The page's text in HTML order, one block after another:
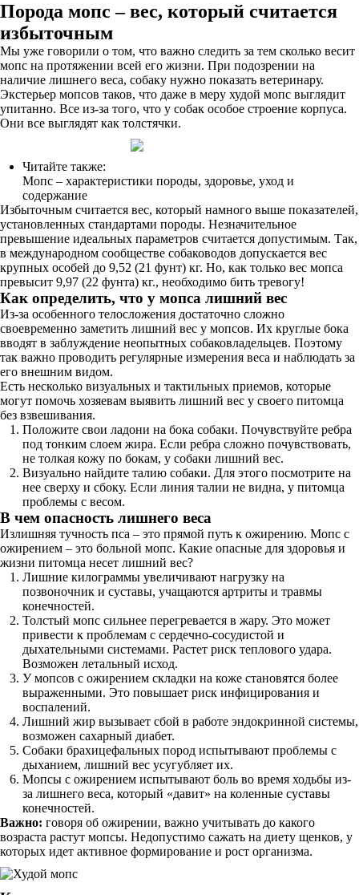
Порода мопс – вес, который считается
избыточным
Мы уже говорили о том, что важно следить за тем сколько весит
мопс на протяжении всей его жизни. При подозрении на
наличие лишнего веса, собаку нужно показать ветеринару.
Экстерьер мопсов таков, что даже в меру худой мопс выглядит
упитанно. Все из-за того, что у собак особое строение корпуса.
Они все выглядят как толстячки.
Читайте также:
Мопс – характеристики породы, здоровье, уход и
содержание
Избыточным считается вес, который намного выше показателей,
установленных стандартами породы. Незначительное
превышение идеальных параметров считается допустимым. Так,
в международном сообществе собаководов допускается вес
крупных особей до 9,52 (21 фунт) кг. Но, как только вес мопса
превысит 9,97 (22 фунта) кг., необходимо бить тревогу!
Как определить, что у мопса лишний вес
Из-за особенного телосложения достаточно сложно
своевременно заметить лишний вес у мопсов. Их круглые бока
вводят в заблуждение неопытных собаковладельцев. Поэтому
так важно проводить регулярные измерения веса и наблюдать за
его внешним видом.
Есть несколько визуальных и тактильных приемов, которые
могут помочь хозяевам выявить лишний вес у своего питомца
без взвешивания.
Положите свои ладони на бока собаки. Почувствуйте ребра
под тонким слоем жира. Если ребра сложно почувствовать,
не толкая кожу по бокам, у собаки лишний вес.
Визуально найдите талию собаки. Для этого посмотрите на
нее сверху и сбоку. Если линия талии не видна, у питомца
проблемы с весом.
В чем опасность лишнего веса
Излишняя тучность пса – это прямой путь к ожирению. Мопс с
ожирением – это больной мопс. Какие опасные для здоровья и
жизни питомца несет лишний вес?
Лишние килограммы увеличивают нагрузку на
позвоночник и суставы, учащаются артриты и травмы
конечностей.
Толстый мопс сильнее перегревается в жару. Это может
привести к проблемам с сердечно-сосудистой и
дыхательными системами. Растет риск теплового удара.
Возможен летальный исход.
У мопсов с ожирением складки на коже становятся более
выраженными. Это повышает риск инфицирования и
воспалений.
Лишний жир вызывает сбой в работе эндокринной системы,
возможен сахарный диабет.
Собаки брахицефальных пород испытывают проблемы с
дыханием, лишний вес усугубляет их.
Мопсы с ожирением испытывают боль во время ходьбы из-
за лишнего веса, который «давит» на коленные суставы
конечностей.
Важно: говоря об ожирении, важно учитывать до какого
возраста растут мопсы. Недопустимо сажать на диету щенков, у
которых идет активное формирование и рост организма.